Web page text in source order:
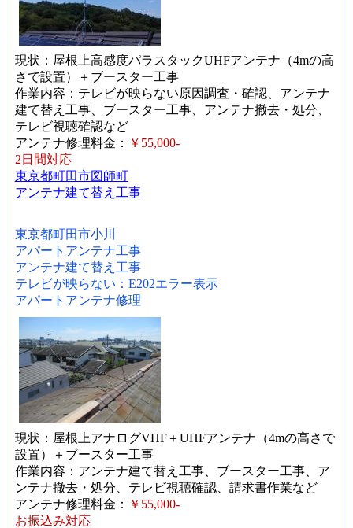
現状：屋根上高感度パラスタックUHFアンテナ（4mの高
さで設置）＋ブースター工事
作業内容：テレビが映らない原因調査・確認、アンテナ
建て替え工事、ブースター工事、アンテナ撤去・処分、
テレビ視聴確認など
アンテナ修理料金：
￥55,000-
2日間対応
東京都町田市図師町
アンテナ建て替え工事
東京都町田市小川
アパートアンテナ工事
アンテナ建て替え工事
テレビが映らない：E202エラー表示
アパートアンテナ修理
現状：屋根上アナログVHF＋UHFアンテナ（4mの高さで
設置）＋ブースター工事
作業内容：アンテナ建て替え工事、ブースター工事、ア
ンテナ撤去・処分、テレビ視聴確認、請求書作業など
アンテナ修理料金：
￥55,000-
お振込み対応